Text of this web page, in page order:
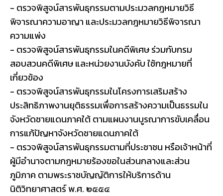
- ตรวจพิสูจน์สารพันธุกรรมตามประมวลกฎหมายวิธี
พิจารณาความอาญา และประมวลกฎหมายวิธีพิจารณา
ความแพ่ง
- ตรวจพิสูจน์สารพันธุกรรมในคดีพิเศษ ร่วมกับกรม
สอบสวนคดีพิเศษ และหน่วยงานบังคับ ใช้กฎหมายที่
เกี่ยวข้อง
- ตรวจพิสูจน์สารพันธุกรรมในโครงการเสริมสร้าง
ประสิทธิภาพงานยุติธรรมเพื่อการสร้างความเป็นธรรมใน
จังหวัดชายแดนภาคใต้ ตามแผนงานบูรณาการขับเคลื่อน
การแก้ปัญหาจังหวัดชายแดนภาคใต้
- ตรวจพิสูจน์สารพันธุกรรมตามที่ประชาชน หรือเจ้าหน้าที่
ผู้มีอำนาจตามกฎหมายร้องขอในส่วนกลางและส่วน
ภูมิภาค ตามพระราชบัญญัติการให้บริการด้าน
นิติวิทยาศาสตร์ พ.ศ. ๒๕๕๔